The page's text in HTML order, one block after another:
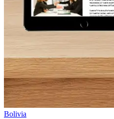
Bolivia